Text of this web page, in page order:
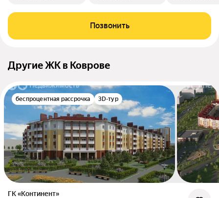
Позвонить
Другие ЖК в Коврове
беспроцентная рассрочка 3D-тур
ГК «Континент»